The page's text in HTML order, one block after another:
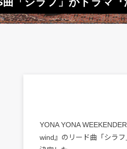
YONA YONA
wind』のリード曲「シラ